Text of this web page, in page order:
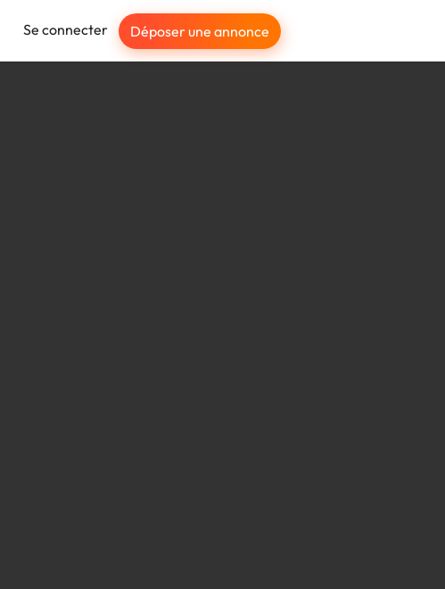
Se connecter Déposer une annonce